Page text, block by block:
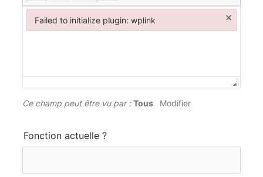
Ce champ peut être vu par :Tous Modifier
Fonction actuelle ?
Failed to initialize plugin: wplink ×
Failed to initialize plugin: wplink